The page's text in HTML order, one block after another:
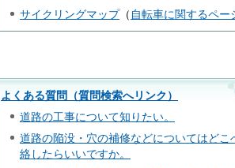
サイクリングマップ（ 自転車に関するペー
よくある質問（質問検索へリンク）
道路の工事について知りたい。
道路の陥没・穴の補修などについてはどこ
絡したらいいですか。